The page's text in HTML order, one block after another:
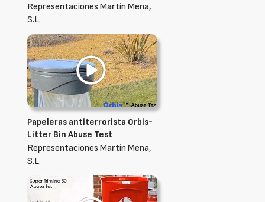
Representaciones Martín Mena,
S.L.
Papeleras antiterrorista Orbis-
Litter Bin Abuse Test
Representaciones Martín Mena,
S.L.